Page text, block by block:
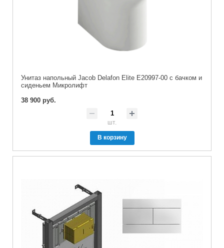
Унитаз напольный Jacob Delafon Elite E20997-00 с бачком и
сиденьем Микролифт
38 900 руб.
шт.
В корзину